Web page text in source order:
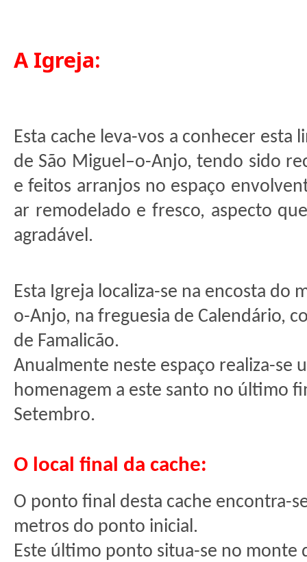
A Igreja:
Esta cache leva-vos a conhecer esta
de São Miguel–o-Anjo, tendo sido
e feitos arranjos no espaço
ar remodelado e fresco, aspecto
agradável.
Esta Igreja localiza-se na encosta do
o-Anjo, na freguesia de Calendário,
de Famalicão.
Anualmente neste espaço realiza-se
homenagem a este santo no último
Setembro.
O local final da cache:
O ponto final desta cache encontra-
metros do ponto inicial.
Este último ponto situa-se no monte